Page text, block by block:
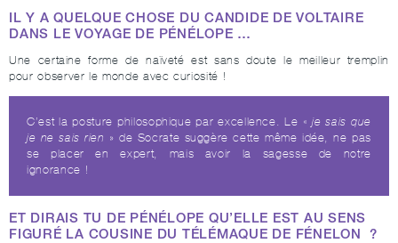
IL Y A QUELQUE CHOSE DU CANDIDE DE VOLTAIRE
DANS LE VOYAGE DE PÉNÉLOPE …
Une certaine forme de naïveté est sans doute le meilleur tremplin
pour observer le monde avec curiosité !
C’est la posture philosophique par excellence. Le «je sais que
je ne sais rien » de Socrate suggère cette même idée, ne pas
se placer en expert, mais avoir la sagesse de notre
ignorance !
ET DIRAIS TU DE PÉNÉLOPE QU’ELLE EST AU SENS
FIGURÉ LA COUSINE DU TÉLÉMAQUE DE FÉNELON ?